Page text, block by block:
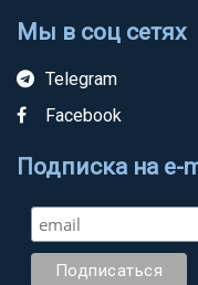
Мы в соц сетях
Telegram
Facebook
Подписка на e-